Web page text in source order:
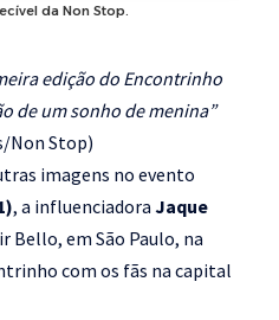
da Non Stop.
edição do Encontrinho
de um sonho de menina”
Non Stop)
imagens no evento
, a influenciadora Jaque
Bello, em São Paulo, na
com os fãs na capital